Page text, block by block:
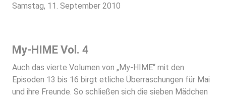
Samstag, 11. September 2010
My-HIME Vol. 4
Auch das vierte Volumen von „My-HIME“ mit den
Episoden 13 bis 16 birgt etliche Überraschungen für Mai
und ihre Freunde. So schließen sich die sieben Mädchen